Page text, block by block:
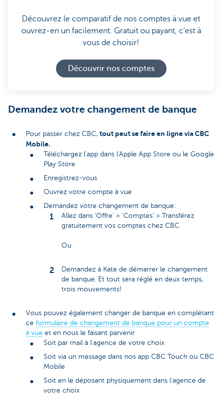
Découvrez le comparatif de nos comptes à vue et
ouvrez-en un facilement. Gratuit ou payant, c’est à
vous de choisir!
Découvrir nos comptes
Demandez votre changement de banque
Pour passer chez CBC, tout peut se faire en ligne via CBC
Mobile.
Téléchargez l'app dans l'Apple App Store ou le Google
Play Store
Enregistrez-vous
Ouvrez votre compte à vue
Demandez votre changement de banque:
Allez dans 'Offre' > 'Comptes' > Transférez
gratuitement vos comptes chez CBC
Ou
Demandez à Kate de démarrer le changement
de banque. Et tout sera réglé en deux temps,
trois mouvements!
Vous pouvez également changer de banque en complétant
ce formulaire de changement de banque pour un compte
à vue et en nous le faisant parvenir
Soit par mail à l’agence de votre choix
Soit via un message dans nos app CBC Touch ou CBC
Mobile
Soit en le déposant physiquement dans l’agence de
votre choix